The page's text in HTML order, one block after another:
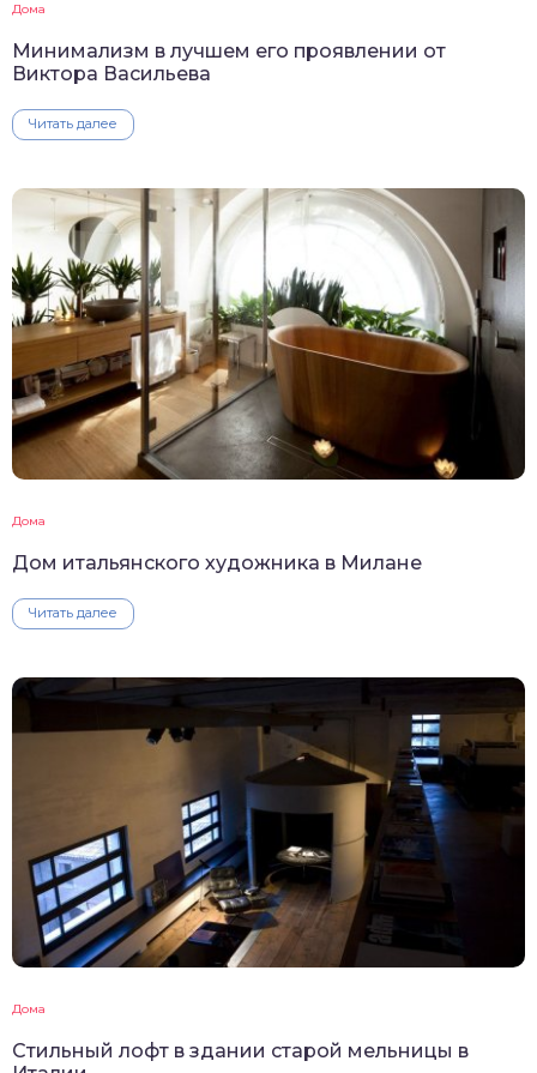
Дома
Минимализм в лучшем его проявлении от
Виктора Васильева
Читать далее
Дома
Дом итальянского художника в Милане
Читать далее
Дома
Стильный лофт в здании старой мельницы в